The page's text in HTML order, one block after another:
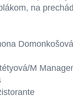
na
Domonkošová
M